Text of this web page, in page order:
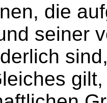
die
seiner